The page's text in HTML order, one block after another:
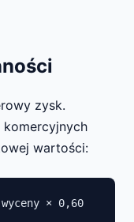
zysk.
wartości:
× 0,60